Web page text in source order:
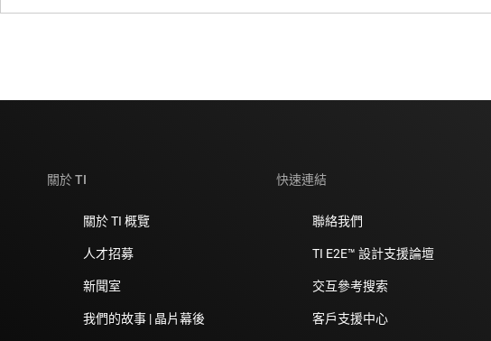
關於 TI
關於 TI 概覽
人才招募
新聞室
我們的故事 | 晶片幕後
快速連結
聯絡我們
TI E2E™ 設計支援論壇
交互參考搜索
客戶支援中心